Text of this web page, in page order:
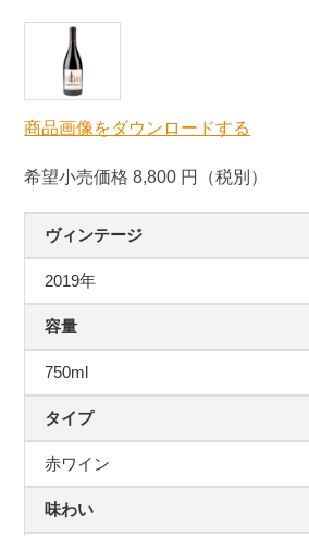
商品画像をダウンロードする
希望小売価格 8,800 円（税別）
ヴィンテージ
2019年
容量
750ml
タイプ
赤ワイン
味わい